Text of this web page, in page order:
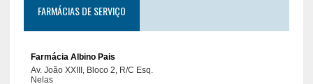
FARMÁCIAS DE SERVIÇO